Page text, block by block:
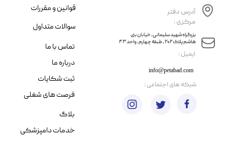
​ایمیل :
آدرس دفتر
مرکزی :
info@petabad.com
​​بزرگراه شهید سلیمانی، خیابان بنی
هاشم پلاک ۲۰۲ ، طبقه چهارم، واحد ۴۳
قوانین و مقررات
سوالات متداول
تماس با ما
درباره ما
ثبت شکایات
فرصت های شغلی
​شبکه های اجتماعی :
بلاگ
خدمات دامپزشکی